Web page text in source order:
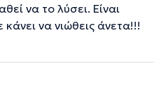
να το λύσει. Είναι
να νιώθεις άνετα!!!